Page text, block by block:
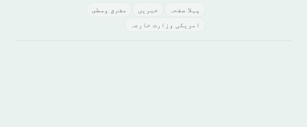
پہلا صفحہ خبريں
مشرق وسطى
امریکی وزارت خارجہ